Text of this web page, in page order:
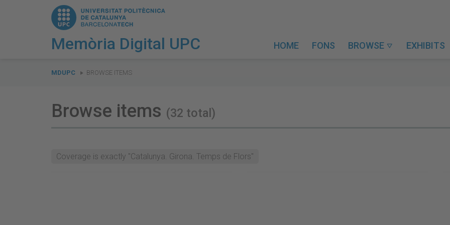
Memòria Digital UPC HOME FONS BROWSE  EXHIBITS
are
MDUPC BROWSE ITEMS
Browse items (32 total)
Coverage is exactly "Catalunya. Girona. Temps de Flors"